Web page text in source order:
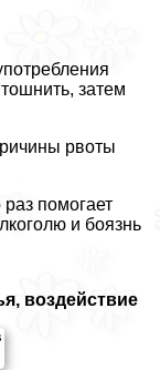
затем
рвоты
помогает
и боязнь
воздействие